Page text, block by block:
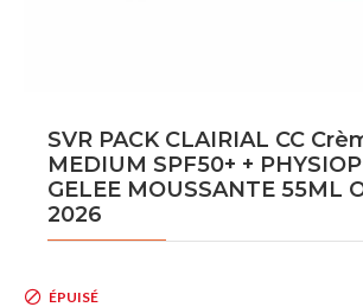
SVR PACK CLAIRIAL CC
MEDIUM SPF50+ +
GELEE MOUSSANTE 55ML
2026
ÉPUISÉ